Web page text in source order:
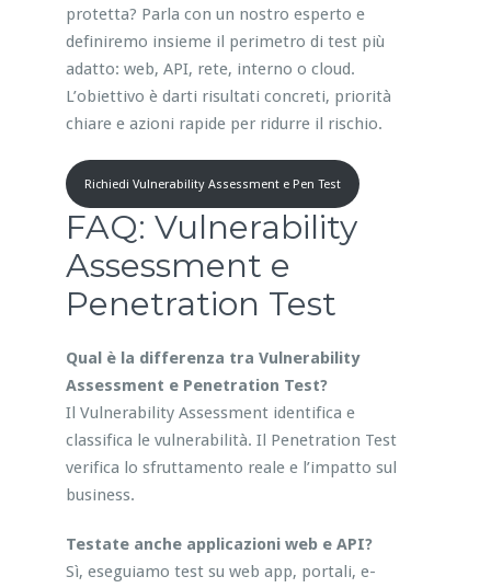
protetta? Parla con un nostro esperto e
definiremo insieme il perimetro di test più
adatto: web, API, rete, interno o cloud.
L’obiettivo è darti risultati concreti, priorità
chiare e azioni rapide per ridurre il rischio.
Richiedi Vulnerability Assessment e Pen Test
FAQ: Vulnerability
Assessment e
Penetration Test
Qual è la differenza tra Vulnerability
Assessment e Penetration Test?
Il Vulnerability Assessment identifica e
classifica le vulnerabilità. Il Penetration Test
verifica lo sfruttamento reale e l’impatto sul
business.
Testate anche applicazioni web e API?
Sì, eseguiamo test su web app, portali, e-